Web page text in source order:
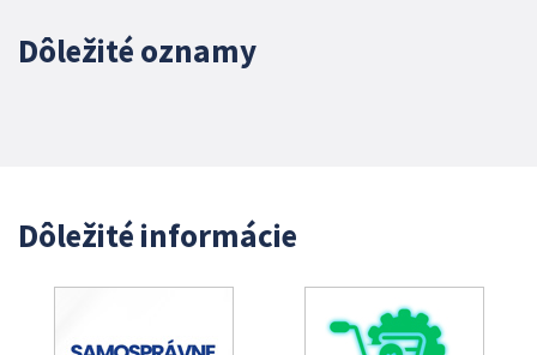
Dôležité oznamy
Dôležité informácie